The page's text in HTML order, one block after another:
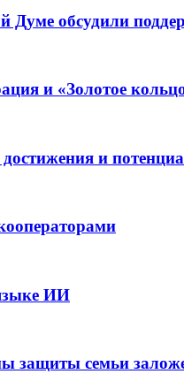
Думе обсудили
и «Золотое
и
ИИ
защиты семьи